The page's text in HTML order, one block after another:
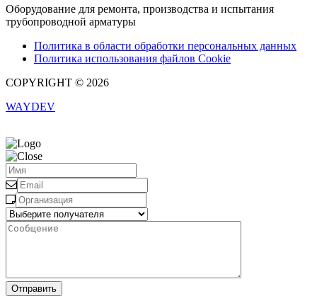
Оборудование для ремонта, производства и испытания
трубопроводной арматуры
Политика в области обработки персональных данных
Политика использования файлов Cookie
COPYRIGHT © 2026
WAYDEV
Отправить